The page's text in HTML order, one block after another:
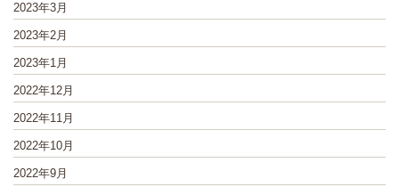
2023年3月
2023年2月
2023年1月
2022年12月
2022年11月
2022年10月
2022年9月